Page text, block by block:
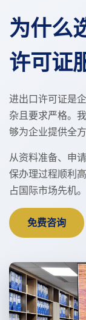
为什么
许可证
进出口许可证是
杂且要求严格。
够为企业提供全
从资料准备、申
保办理过程顺利
占国际市场先机。
免费咨询